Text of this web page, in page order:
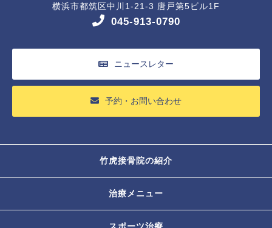
横浜市都筑区中川1-21-3 唐戸第5ビル1F
045-913-0790
ニュースレター
予約・お問い合わせ
竹虎接骨院の紹介
治療メニュー
スポーツ治療